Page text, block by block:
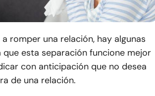
romper una relación, hay algunas
esta separación funcione mejor
con anticipación que no desea
de una relación.